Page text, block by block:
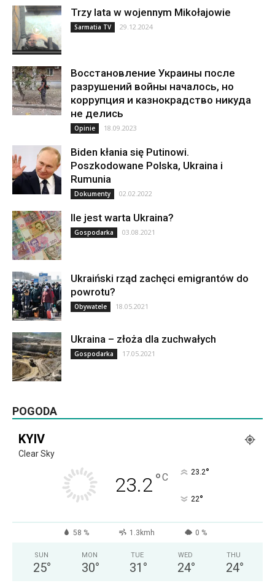
Trzy lata w wojennym Mikołajowie
Sarmatia TV 29.12.2024
Восстановление Украины после
разрушений войны началось, но
коррупция и казнокрадство никуда
не делись
Opinie 18.09.2023
Biden kłania się Putinowi.
Poszkodowane Polska, Ukraina i
Rumunia
Dokumenty 02.02.2022
Ile jest warta Ukraina?
Gospodarka 03.08.2021
Ukraiński rząd zachęci emigrantów do
powrotu?
Obywatele 18.05.2021
Ukraina – złoża dla zuchwałych
Gospodarka 17.05.2021
POGODA
KYIV
Clear Sky
23.2°C 23.2°
22°
58 % 1.3kmh 0 %
SUN
25°
MON
30°
TUE
31 °
WED
24°
THU
24°